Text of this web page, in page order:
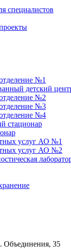
специалистов
№1
детский
№2
№3
№4
стационар
услуг АО №1
услуг АО №2
Объединения, 35